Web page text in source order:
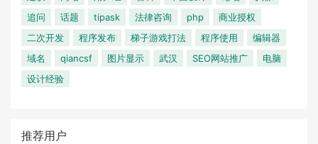
追问
话题 tipask 法律咨询 php
商业授权
二次开发
程序发布 梯子游戏打法 程序使用
编辑器
域名
qiancsf 图片显示 武汉 SEO网站推广
电脑
设计经验
推荐用户